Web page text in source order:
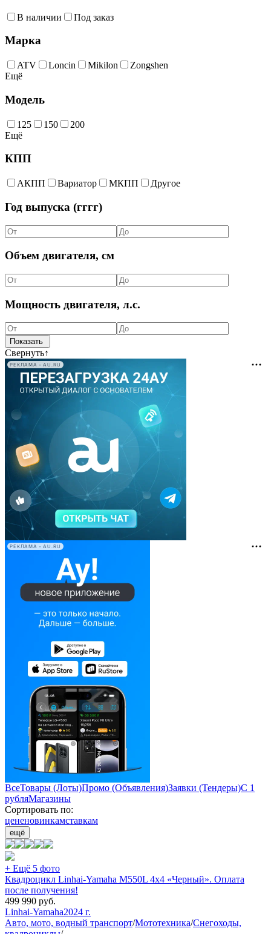
В наличии Под заказ
Марка
ATV Loncin Mikilon
Zongshen
Ещё
Модель
125 150
200
Ещё
КПП
АКПП Вариатор МКПП Другое
Год выпуска (гггг)
Объем двигателя, см
Мощность двигателя, л.с.
Свернуть↑
РЕКЛАМА • AU.RU
РЕКЛАМА • AU.RU
ВсеТовары (Лоты)Промо (Объявления)Заявки (Тендеры)С 1
рубляМагазины
Сортировать по:
цененовинкамставкам
ещё
+ Ещё 5 фото
Квадроцикл Linhai-Yamaha M550L 4x4 «Черный». Оплата
после получения!
499 990 руб.
Linhai-Yamaha2024 г.
Авто, мото, водный транспорт/Мототехника/Снегоходы,